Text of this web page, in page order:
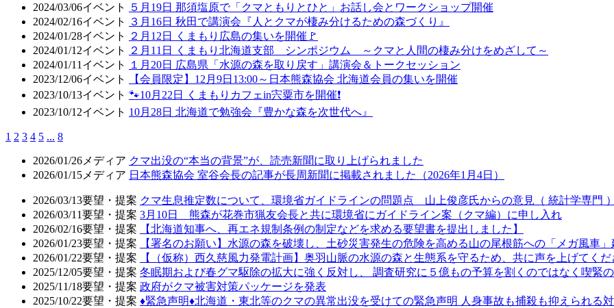
2024/03/06イベント
５月19日 那須塩原で「クマともりとひと」お話し会とワークショップ開催
2024/02/16イベント
３月16日 秋田で講演会『人とクマが棲み分けるための森づくり』
2024/01/28イベント
２月12日 くまもり広島の集いを開催🚩
2024/01/12イベント
２月11日 くまもり北海道支部 シンポジウム ～クマと人間の棲み分けをめざして～
2024/01/11 イベント
１月20日 広島県「水源の森を取り戻す」講演会＆トークセッション
2023/12/06イベント
【会員限定】12月9日13:00～日本熊森協会 北海道会員の集いを開催
2023/10/13イベント 🐾10月22日 くまもりカフェin宍粟市を開催❗
2023/10/12イベント 10月28日 北海道で勉強会『豊かな森を次世代へ』
1 2 3 4 5 ... 8
2026/01/26 メディア クマ出没の“本当の背景”が、読売新聞に取り上げられました
2026/01/15 メディア 日本熊森協会 室谷会長の記事が長周新聞に掲載されました（2026年1月4日）
2026/03/13要望・提案 クマ生息推定数について、環境省ガイドラインの問題点 山上俊彦氏からの意見（ 統計学専門 ）
2026/03/11要望・提案 3月10日 熊森が花巻市猟友会長と共に環境省にガイドライン案（クマ編）に申し入れ
2026/02/16要望・提案
【北海道知事へ、再エネ規制条例の制定などを求める要望書を提出しました】
2026/01/23要望・提案
【署名のお願い】水源の森を破壊し、土砂災害発生の危険を高める山の尾根筋への「メガ風車
2026/01/22要望・提案
【（仮称）西久慈風力発電計画】奥羽山脈の水源の森と生態系を守るため、共に声を上げてくだ
2025/12/05要望・提案 冬眠期および春グマ駆除の拡大に強く反対し、 調査研究に５億もの予算を割くのではなく喫緊
2025/11/18要望・提案 政府がクマ被害対策パッケージを発表
2025/10/22要望・提案 ♦️緊急声明♦️北海道・東北等のクマの異常出没を受けての緊急声明 人身事故も捕殺も抑えられる